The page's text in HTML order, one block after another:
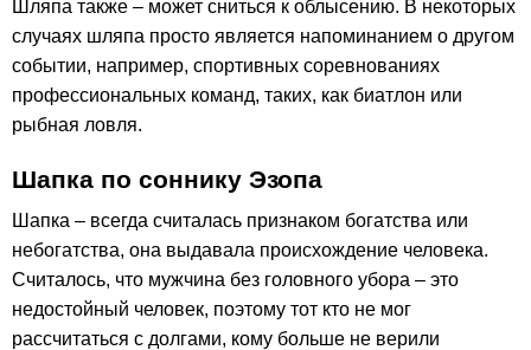
Шляпа также – может сниться к облысению. В некоторых
случаях шляпа просто является напоминанием о другом
событии, например, спортивных соревнованиях
профессиональных команд, таких, как биатлон или
рыбная ловля.
Шапка по соннику Эзопа
Шапка – всегда считалась признаком богатства или
небогатства, она выдавала происхождение человека.
Считалось, что мужчина без головного убора – это
недостойный человек, поэтому тот кто не мог
рассчитаться с долгами, кому больше не верили